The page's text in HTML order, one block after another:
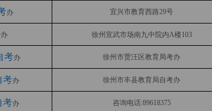
办 宜兴市教育西路29号
徐州宣武市场南九中院内A楼103
考办 徐州市贾汪区教育局考办
考办 徐州市丰县教育局自考办
考办 咨询电话:89618375